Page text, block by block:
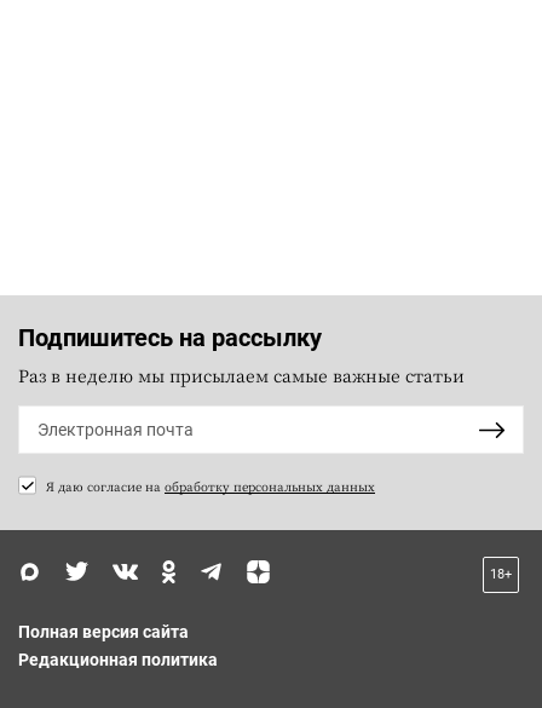
Подпишитесь на рассылку
Раз в неделю мы присылаем самые важные статьи
Я даю согласие на обработку персональных данных
18+
Полная версия сайта
Редакционная политика